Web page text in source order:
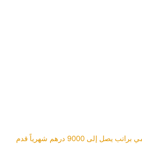
وظائف بنك دبي الاسلامي براتب يصل إلى 9000 درهم شهرياً قدم